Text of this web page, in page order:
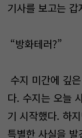
기사를 보고는
“방화테러?”
수지 미간에 깊
다. 수지는 오늘
기 시작했다. 하
특별한 사실을